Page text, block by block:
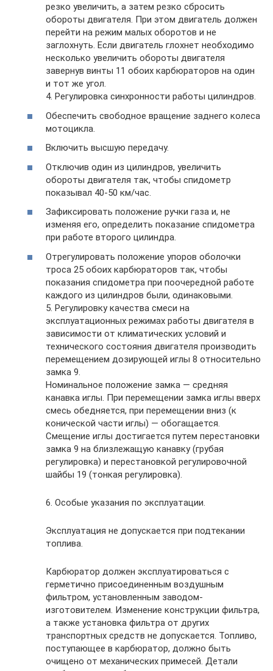
резко увеличить, а затем резко сбросить
обороты двигателя. При этом двигатель должен
перейти на режим малых оборотов и не
заглохнуть. Если двигатель глохнет необходимо
несколько увеличить обороты двигателя
завернув винты 11 обоих карбюраторов на один
и тот же угол.
4. Регулировка синхронности работы цилиндров.
Обеспечить свободное вращение заднего колеса
мотоцикла.
Включить высшую передачу.
Отключив один из цилиндров, увеличить
обороты двигателя так, чтобы спидометр
показывал 40-50 км/час.
Зафиксировать положение ручки газа и, не
изменяя его, определить показание спидометра
при работе второго цилиндра.
Отрегулировать положение упоров оболочки
троса 25 обоих карбюраторов так, чтобы
показания спидометра при поочередной работе
каждого из цилиндров были, одинаковыми.
5. Регулировку качества смеси на
эксплуатационных режимах работы двигателя в
зависимости от климатических условий и
технического состояния двигателя производить
перемещением дозирующей иглы 8 относительно
замка 9.
Номинальное положение замка — средняя
канавка иглы. При перемещении замка иглы вверх
смесь обедняется, при перемещении вниз (к
конической части иглы) — обогащается.
Смещение иглы достигается путем перестановки
замка 9 на близлежащую канавку (грубая
регулировка) и перестановкой регулировочной
шайбы 19 (тонкая регулировка).
6. Особые указания по эксплуатации.
Эксплуатация не допускается при подтекании
топлива.
Карбюратор должен эксплуатироваться с
герметично присоединенным воздушным
фильтром, установленным заводом-
изготовителем. Изменение конструкции фильтра,
а также установка фильтра от других
транспортных средств не допускается. Топливо,
поступающее в карбюратор, должно быть
очищено от механических примесей. Детали